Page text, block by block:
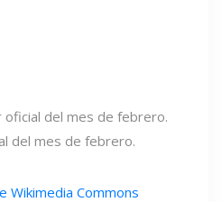
del mes de febrero.
Wikimedia Commons